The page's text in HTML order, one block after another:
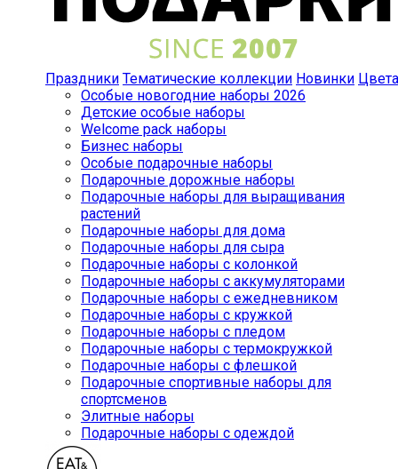
Праздники Тематические коллекции Новинки Цвета
Особые новогодние наборы 2026
Детские особые наборы
Welcome pack наборы
Бизнес наборы
Особые подарочные наборы
Подарочные дорожные наборы
Подарочные наборы для выращивания
растений
Подарочные наборы для дома
Подарочные наборы для сыра
Подарочные наборы с колонкой
Подарочные наборы с аккумуляторами
Подарочные наборы с ежедневником
Подарочные наборы с кружкой
Подарочные наборы с пледом
Подарочные наборы с термокружкой
Подарочные наборы с флешкой
Подарочные спортивные наборы для
спортсменов
Элитные наборы
Подарочные наборы с одеждой